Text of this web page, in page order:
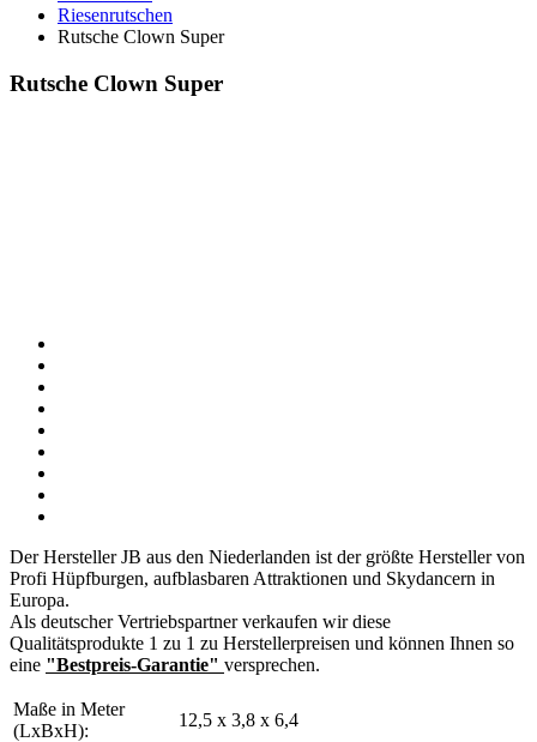
Riesenrutschen
Rutsche Clown Super
Rutsche Clown Super
Der Hersteller JB aus den Niederlanden ist der größte Hersteller von
Profi Hüpfburgen, aufblasbaren Attraktionen und Skydancern in
Europa.
Als deutscher Vertriebspartner verkaufen wir diese
Qualitätsprodukte 1 zu 1 zu Herstellerpreisen und können Ihnen so
eine "Bestpreis-Garantie" versprechen.
Maße in Meter
(LxBxH):
12,5 x 3,8 x 6,4